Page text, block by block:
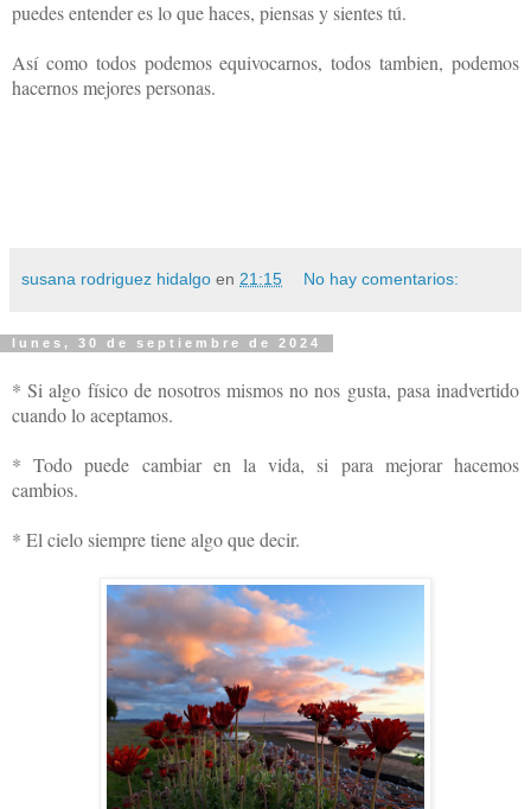
puedes entender es lo que haces, piensas y sientes tú.
Así como todos podemos equivocarnos, todos tambien, podemos
hacernos mejores personas.
susana rodriguez hidalgo en 21:15 No hay comentarios:
lunes, 30 de septiembre de 2024
* Si algo físico de nosotros mismos no nos gusta, pasa inadvertido
cuando lo aceptamos.
* Todo puede cambiar en la vida, si para mejorar hacemos
cambios.
* El cielo siempre tiene algo que decir.